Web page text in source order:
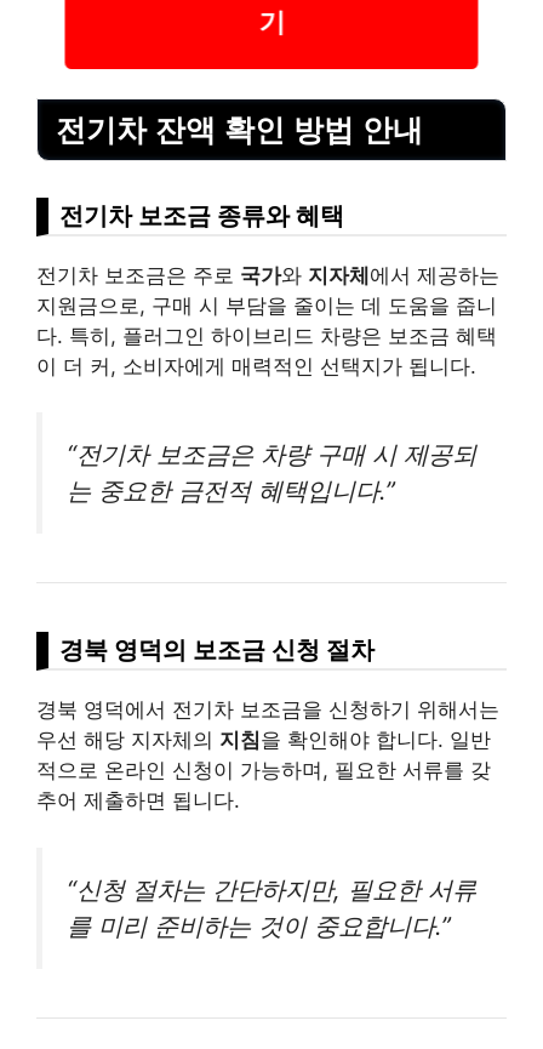
기
전기차 잔액 확인 방법 안내
전기차 보조금 종류와 혜택
전기차 보조금은 주로 국가와 지자체에서 제공하는
지원금으로, 구매 시 부담을 줄이는 데 도움을 줍니
다. 특히, 플러그인 하이브리드 차량은 보조금 혜택
이 더 커, 소비자에게 매력적인 선택지가 됩니다.
“전기차 보조금은 차량 구매 시 제공되
는 중요한 금전적 혜택입니다.”
경북 영덕의 보조금 신청 절차
경북 영덕에서 전기차 보조금을 신청하기 위해서는
우선 해당 지자체의 지침을 확인해야 합니다. 일반
적으로 온라인 신청이 가능하며, 필요한 서류를 갖
추어 제출하면 됩니다.
“신청 절차는 간단하지만, 필요한 서류
를 미리 준비하는 것이 중요합니다.”